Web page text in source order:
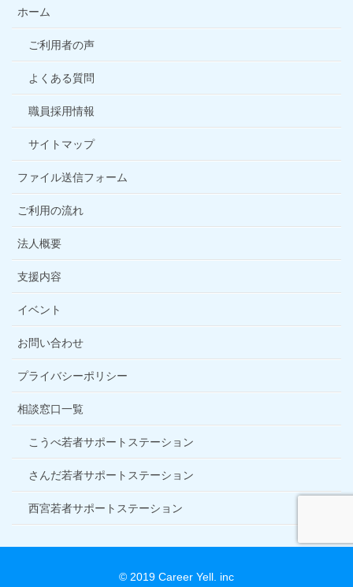
ホーム
ご利用者の声
よくある質問
職員採用情報
サイトマップ
ファイル送信フォーム
ご利用の流れ
法人概要
支援内容
イベント
お問い合わせ
プライバシーポリシー
相談窓口一覧
こうべ若者サポートステーション
さんだ若者サポートステーション
西宮若者サポートステーション
© 2019 Career Yell. inc